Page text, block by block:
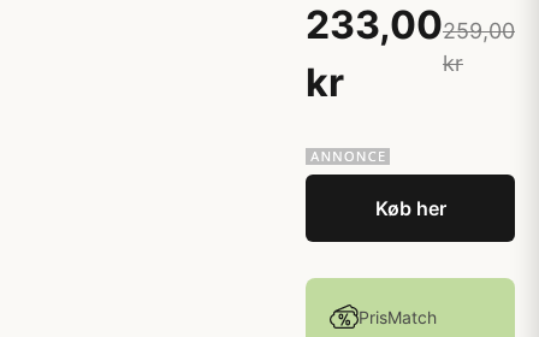
233,00
kr
259,00
kr
Køb her
PrisMatch